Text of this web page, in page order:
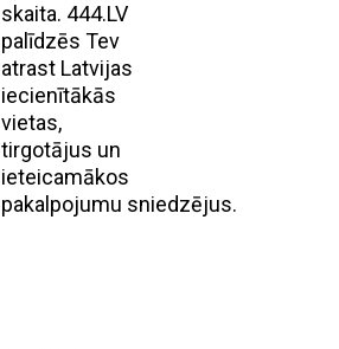
skaita. 444.LV
palīdzēs Tev
atrast Latvijas
iecienītākās
vietas,
tirgotājus un
ieteicamākos
pakalpojumu sniedzējus.